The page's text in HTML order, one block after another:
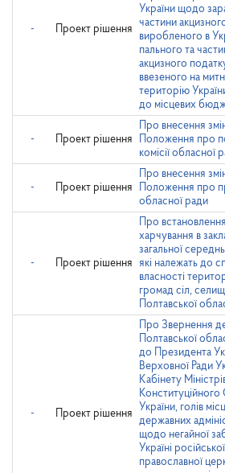
- Проект рішення
України щодо
частини
виробленого в
пального та
акцизного
ввезеного на
територію
до місцевих
- Проект рішення
Про внесення
Положення про
комісії обласної
- Проект рішення
Про внесення
Положення про
обласної ради
- Проект рішення
Про
харчування в
загальної
які належать до
власності
громад сіл,
Полтавської
- Проект рішення
Про Звернення
Полтавської
до Президента
Верховної Ради
Кабінету
України, голів
державних
щодо негайної
Україні російської
православної